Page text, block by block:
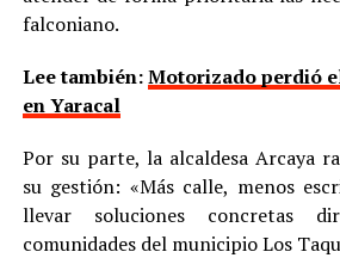
falconiano.
Lee también:Motorizado perdió
en Yaracal
Por su parte, la alcaldesa Arcaya
su gestión: «Más calle, menos
llevar soluciones concretas
comunidades del municipio Los